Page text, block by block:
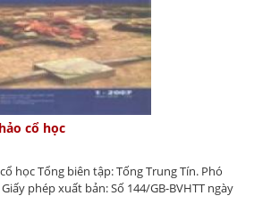
cổ học
học Tổng biên tập: Tống Trung Tín. Phó
phép xuất bản: Số 144/GB-BVHTT ngày